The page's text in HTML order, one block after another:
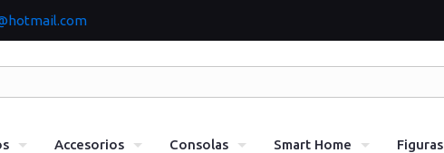
Accesorios Consolas Smart Home Figuras